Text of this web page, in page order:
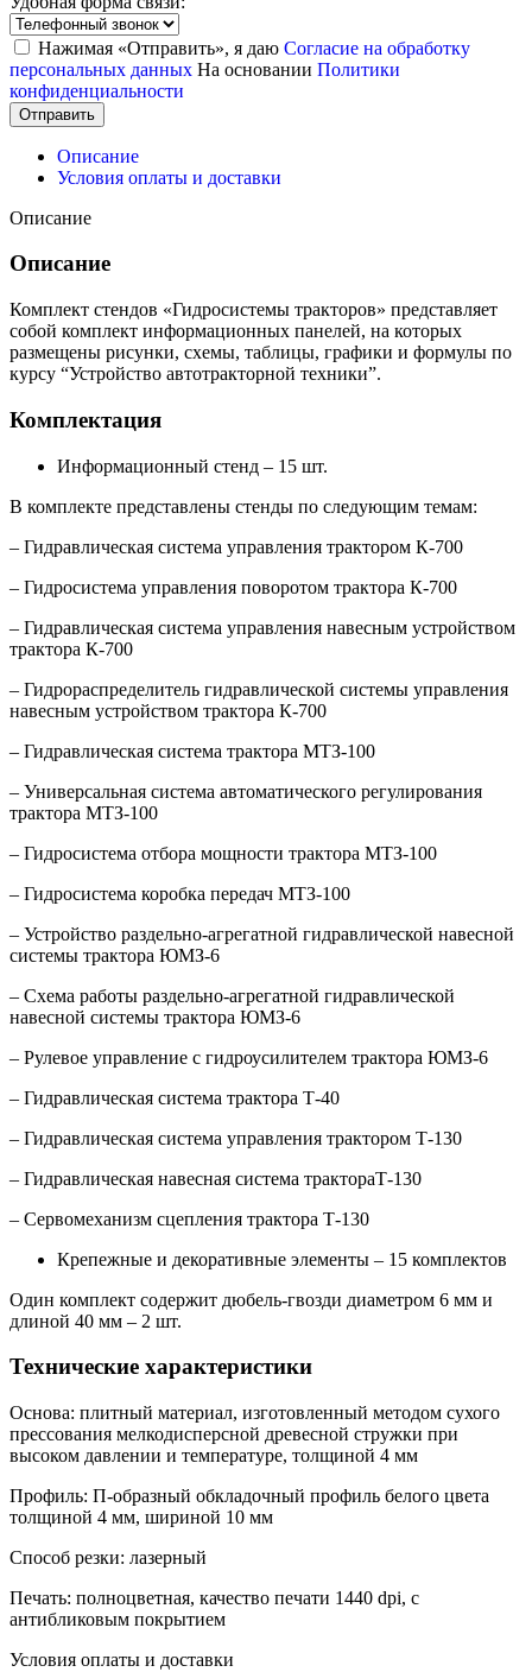
Нажимая «Отправить», я даю Согласие на обработку
персональных данных На основании Политики
конфиденциальности
Отправить
Описание
Условия оплаты и доставки
Описание
Описание
Комплект стендов «Гидросистемы тракторов» представляет
собой комплект информационных панелей, на которых
размещены рисунки, схемы, таблицы, графики и формулы по
курсу “Устройство автотракторной техники”.
Комплектация
Информационный стенд – 15 шт.
В комплекте представлены стенды по следующим темам:
– Гидравлическая система управления трактором К-700
– Гидросистема управления поворотом трактора К-700
– Гидравлическая система управления навесным устройством
трактора К-700
– Гидрораспределитель гидравлической системы управления
навесным устройством трактора К-700
– Гидравлическая система трактора МТЗ-100
– Универсальная система автоматического регулирования
трактора МТЗ-100
– Гидросистема отбора мощности трактора МТЗ-100
– Гидросистема коробка передач МТЗ-100
– Устройство раздельно-агрегатной гидравлической навесной
системы трактора ЮМЗ-6
– Схема работы раздельно-агрегатной гидравлической
навесной системы трактора ЮМЗ-6
– Рулевое управление с гидроусилителем трактора ЮМЗ-6
– Гидравлическая система трактора Т-40
– Гидравлическая система управления трактором Т-130
– Гидравлическая навесная система трактораТ-130
– Сервомеханизм сцепления трактора Т-130
Крепежные и декоративные элементы – 15 комплектов
Один комплект содержит дюбель-гвозди диаметром 6 мм и
длиной 40 мм – 2 шт.
Технические характеристики
Основа: плитный материал, изготовленный методом сухого
прессования мелкодисперсной древесной стружки при
высоком давлении и температуре, толщиной 4 мм
Профиль: П-образный обкладочный профиль белого цвета
толщиной 4 мм, шириной 10 мм
Способ резки: лазерный
Печать: полноцветная, качество печати 1440 dpi, с
антибликовым покрытием
Условия оплаты и доставки